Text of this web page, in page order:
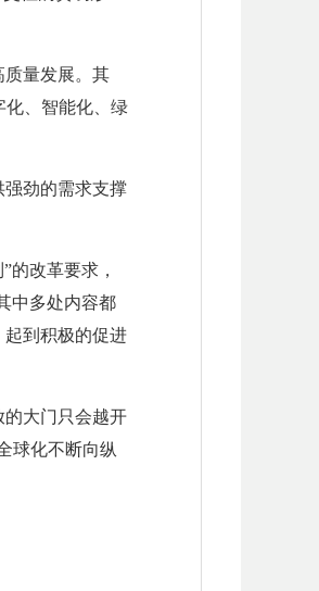
质量发展。其
化、智能化、绿
劲的需求支撑
的改革要求，
中多处内容都
到积极的促进
大门只会越开
球化不断向纵